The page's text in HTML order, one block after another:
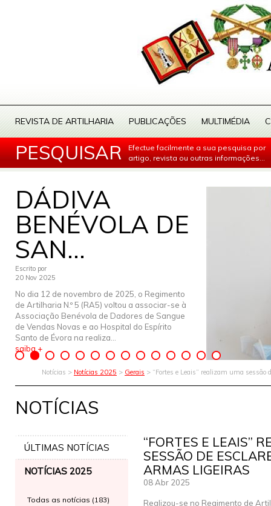
REVISTA DE ARTILHARIA PUBLICAÇÕES MULTIMÉDIA
PESQUISAR
Efectue facilmente a sua pesquisa por
artigo, revista ou outras informações...
DÁDIVA
BENÉVOLA DE
SAN...
Escrito por
20 Nov 2025
No dia 12 de novembro de 2025, o Regimento
de Artilharia N.º 5 (RA5) voltou a associar-se à
Associação Benévola de Dadores de Sangue
de Vendas Novas e ao Hospital do Espírito
Santo de Évora na realiza...
saiba +
Notícias > Notícias 2025 > Gerais > “Fortes e Leais” realizam uma
NOTÍCIAS
ÚLTIMAS NOTÍCIAS
NOTÍCIAS 2025
Todas as notícias (183)
“FORTES E LEAIS”
SESSÃO DE
ARMAS LIGEIRAS
08 Abr 2025
Realizou-se no Regimento de